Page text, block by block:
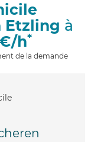
Etzling à
h*
de la demande